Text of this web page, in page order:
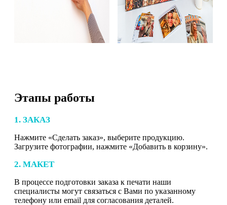
Этапы работы
1. ЗАКАЗ
Нажмите «Сделать заказ», выберите продукцию.
Загрузите фотографии, нажмите «Добавить в корзину».
2. МАКЕТ
В процессе подготовки заказа к печати наши
специалисты могут связаться с Вами по указанному
телефону или email для согласования деталей.